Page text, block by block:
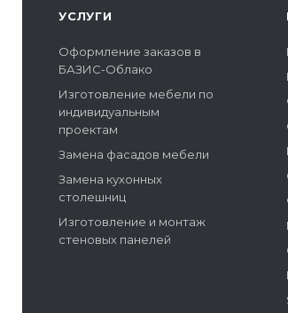
УСЛУГИ
Оформление заказов в
БАЗИС-Облако
Изготовление мебели по
индивидуальным
проектам
Замена фасадов мебели
Замена кухонных
столешниц
Изготовление и монтаж
стеновых панелей